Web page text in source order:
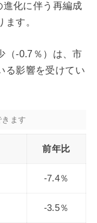
化に伴う再編成
す。
（-0.7％）は、市
る影響を受けてい
前年比
-7.4％
-3.5％